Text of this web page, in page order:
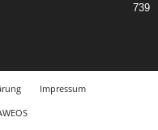
739
Impressum